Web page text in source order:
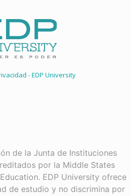
- EDP University
de la Junta de Instituciones
por la Middle States
EDP University ofrece
de estudio y no discrimina por